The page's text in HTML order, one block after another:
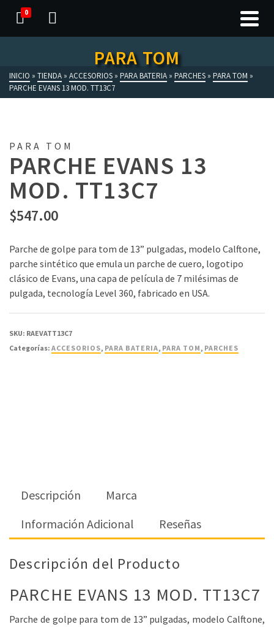
0
PARA TOM
INICIO » TIENDA » ACCESORIOS » PARA BATERIA » PARCHES » PARA TOM »
PARCHE EVANS 13 MOD. TT13C7
PARA TOM
PARCHE EVANS 13
MOD. TT13C7
$547.00
Parche de golpe para tom de 13” pulgadas, modelo Calftone,
parche sintético que emula un parche de cuero, logotipo
clásico de Evans, una capa de película de 7 milésimas de
pulgada, tecnología Level 360, fabricado en USA.
SKU: RAEVATT13C7
Categorías: ACCESORIOS, PARA BATERIA, PARA TOM, PARCHES
Descripción
Marca
Información Adicional
Reseñas
Descripción del Producto
PARCHE EVANS 13 MOD. TT13C7
Parche de golpe para tom de 13” pulgadas, modelo Calftone,